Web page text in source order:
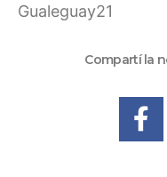
Gualeguay21
Compartí la